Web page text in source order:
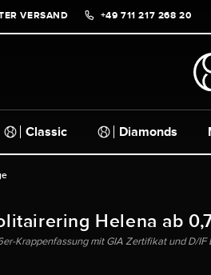
VERSAND +49 711 217 268 20
Classic Diamonds
Helena ab
Krappenfassung mit GIA Zertifikat und D/IF